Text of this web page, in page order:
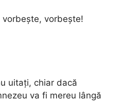
vorbește!
uitați, chiar dacă
va fi mereu lângă